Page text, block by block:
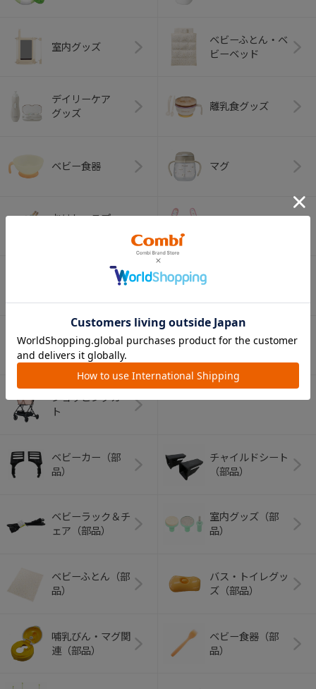
室内グッズ
ベビーふとん・ベ
ビーベッド
デイリーケア
グッズ
離乳食グッズ
ベビー食器 マグ
おはし・スプー
アウトドアグッズ
（ヘルメット）
ペット用品
ショッピングカー
ト
ベビーカー（部
品）
チャイルドシート
（部品）
ベビーラック＆チ
ェア（部品）
室内グッズ（部
品）
ベビーふとん（部
品）
バス・トイレグッ
ズ（部品）
哺乳びん・マグ関
連（部品）
ベビー食器（部
品）